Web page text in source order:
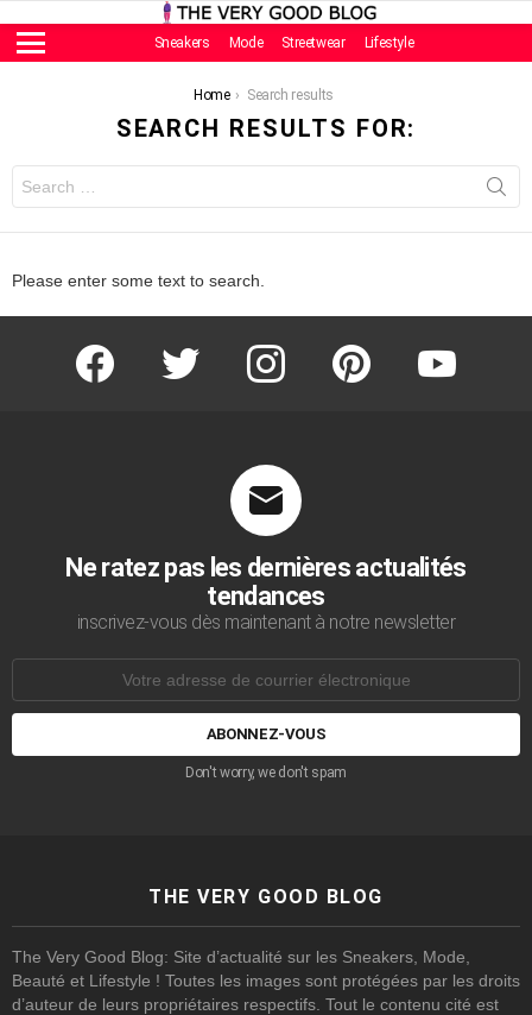
Menu
Sneakers Mode Streetwear Lifestyle
Home Search results
SEARCH RESULTS FOR:
for:
Please enter some text to search.
facebook twitter instagram pinterest
Ne ratez pas les dernières actualités
tendances
inscrivez-vous dès maintenant à notre newsletter
courrier
Don't worry, we don't spam
THE VERY GOOD BLOG
The Very Good Blog: Site d’actualité sur les Sneakers, Mode,
Beauté et Lifestyle ! Toutes les images sont protégées par les droits
d’auteur de leurs propriétaires respectifs. Tout le contenu cité est